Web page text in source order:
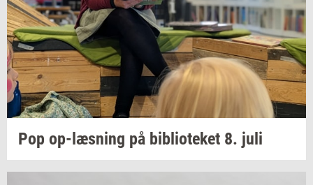
Pop op-​læsning på bi­bli­o­te­ket 8. juli